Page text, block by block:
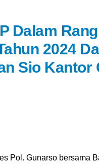
Dalam
2024
Sio Kantor
Pol. Gunarso bersama